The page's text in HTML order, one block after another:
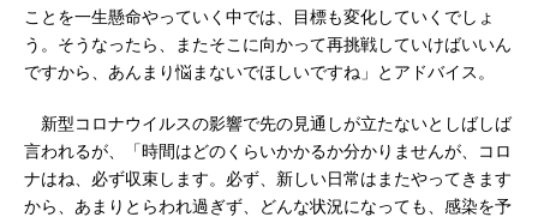
ことを一生懸命やっていく中では、目標も変化していくでしょ
う。そうなったら、またそこに向かって再挑戦していけばいいん
ですから、あんまり悩まないでほしいですね」とアドバイス。
新型コロナウイルスの影響で先の見通しが立たないとしばしば
言われるが、「時間はどのくらいかかるか分かりませんが、コロ
ナはね、必ず収束します。必ず、新しい日常はまたやってきます
から、あまりとらわれ過ぎず、どんな状況になっても、感染を予